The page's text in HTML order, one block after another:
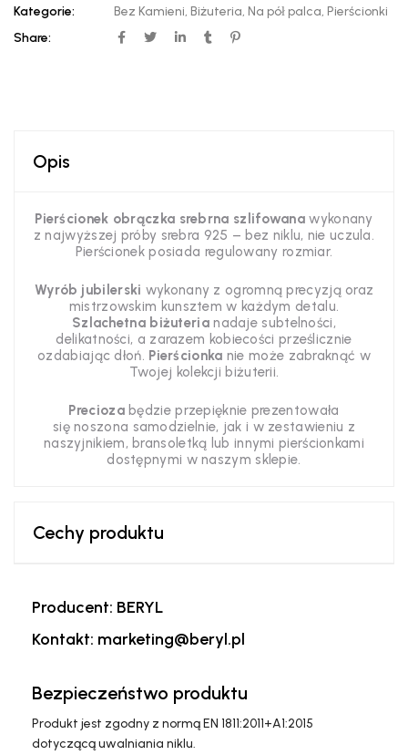
Kategorie:
Bez Kamieni, Biżuteria, Na pół palca, Pierścionki
Share:
Opis
Pierścionek obrączka srebrna szlifowana wykonany
z najwyższej próby srebra 925 – bez niklu, nie uczula.
Pierścionek posiada regulowany rozmiar.
Wyrób jubilerski wykonany z ogromną precyzją oraz
mistrzowskim kunsztem w każdym detalu.
Szlachetna biżuterianadaje subtelności,
delikatności, a zarazem kobiecości prześlicznie
ozdabiając dłoń. Pierścionka nie może zabraknąć w
Twojej kolekcji biżuterii.
Precioza będzie przepięknie prezentowała
się noszona samodzielnie, jak i w zestawieniu z
naszyjnikiem, bransoletką lub innymi pierścionkami
dostępnymi w naszym sklepie.
Cechy produktu
Producent: BERYL
Kontakt: marketing@beryl.pl
Bezpieczeństwo produktu
Produkt jest zgodny z normą EN 1811:2011+A1:2015
dotyczącą uwalniania niklu.